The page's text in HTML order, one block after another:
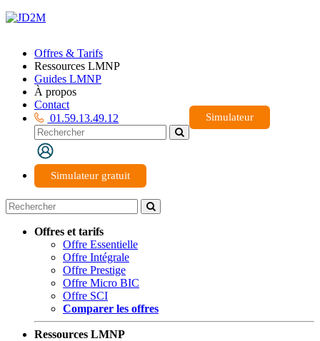
Offres & Tarifs
Ressources LMNP
Guides LMNP
À propos
Contact
01.59.13.49.12
Simulateur gratuit
Simulateur
Offres et tarifs
Offre Essentielle
Offre Intégrale
Offre Prestige
Offre Micro BIC
Offre SCI
Comparer les offres
Ressources LMNP